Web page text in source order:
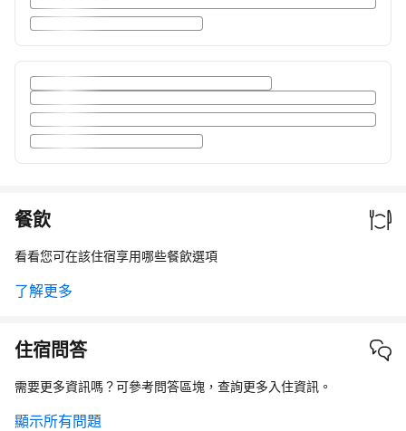
餐飲
看看您可在該住宿享用哪些餐飲選項
了解更多
住宿問答
需要更多資訊嗎？可參考問答區塊，查詢更多入住資訊。
顯示所有問題